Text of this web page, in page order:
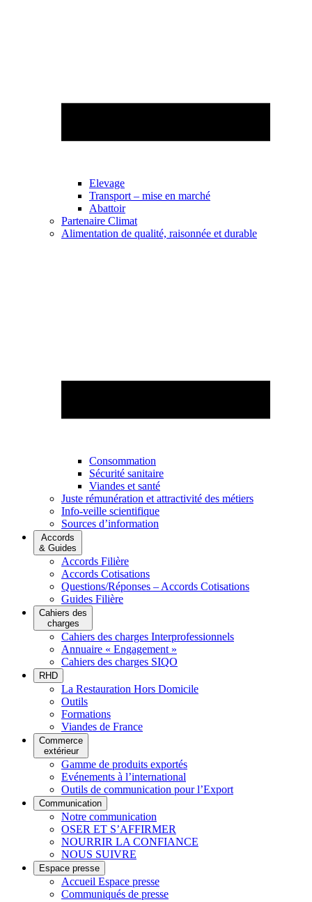
Elevage
Transport – mise en marché
Abattoir
Partenaire Climat
Alimentation de qualité, raisonnée et durable
Consommation
Sécurité sanitaire
Viandes et santé
Juste rémunération et attractivité des métiers
Info-veille scientifique
Sources d’information
Accords
& Guides
Accords Filière
Accords Cotisations
Questions/Réponses – Accords Cotisations
Guides Filière
Cahiers des
charges
Cahiers des charges Interprofessionnels
Annuaire « Engagement »
Cahiers des charges SIQO
RHD
La Restauration Hors Domicile
Outils
Formations
Viandes de France
Commerce
extérieur
Gamme de produits exportés
Evénements à l’international
Outils de communication pour l’Export
Communication
Notre communication
OSER ET S’AFFIRMER
NOURRIR LA CONFIANCE
NOUS SUIVRE
Espace presse
Accueil Espace presse
Communiqués de presse